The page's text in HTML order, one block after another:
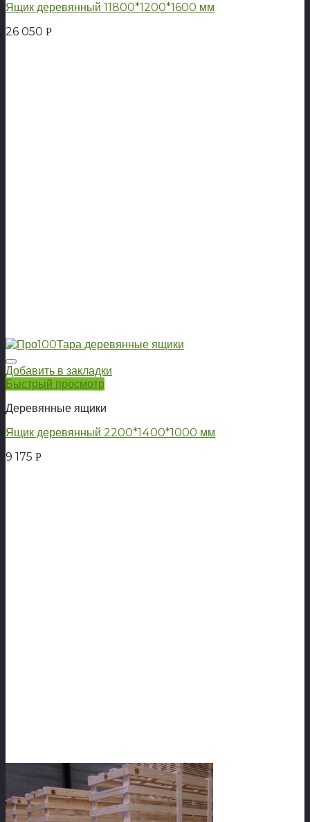
Ящик деревянный 11800*1200*1600 мм
26 050 Р
Добавить в закладки
Быстрый просмотр
Деревянные ящики
Ящик деревянный 2200*1400*1000 мм
9 175 Р